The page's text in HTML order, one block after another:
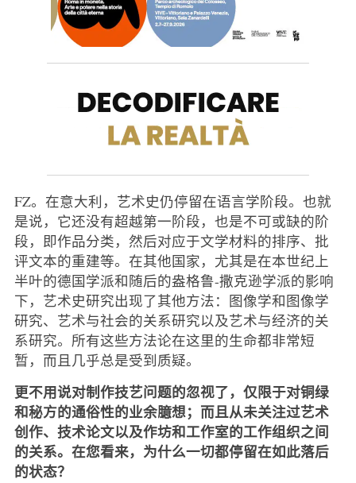
FZ。在意大利，艺术史仍停留在语言学阶段。也就
是说，它还没有超越第一阶段，也是不可或缺的阶
段，即作品分类，然后对应于文学材料的排序、批
评文本的重建等。在其他国家，尤其是在本世纪上
半叶的德国学派和随后的盎格鲁-撒克逊学派的影响
下，艺术史研究出现了其他方法：图像学和图像学
研究、艺术与社会的关系研究以及艺术与经济的关
系研究。所有这些方法论在这里的生命都非常短
暂，而且几乎总是受到质疑。
更不用说对制作技艺问题的忽视了，仅限于对铜绿
和秘方的通俗性的业余臆想；而且从未关注过艺术
创作、技术论文以及作坊和工作室的工作组织之间
的关系。在您看来，为什么一切都停留在如此落后
的状态？